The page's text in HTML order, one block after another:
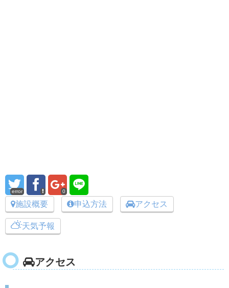
error 0
施設概要 申込方法 アクセス
天気予報
アクセス